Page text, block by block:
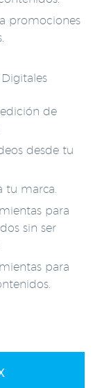
promociones
de
desde tu
tu marca.
para
sin ser
para